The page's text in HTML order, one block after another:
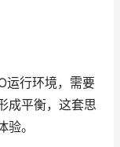
运行环境，需要
成平衡，这套思
。